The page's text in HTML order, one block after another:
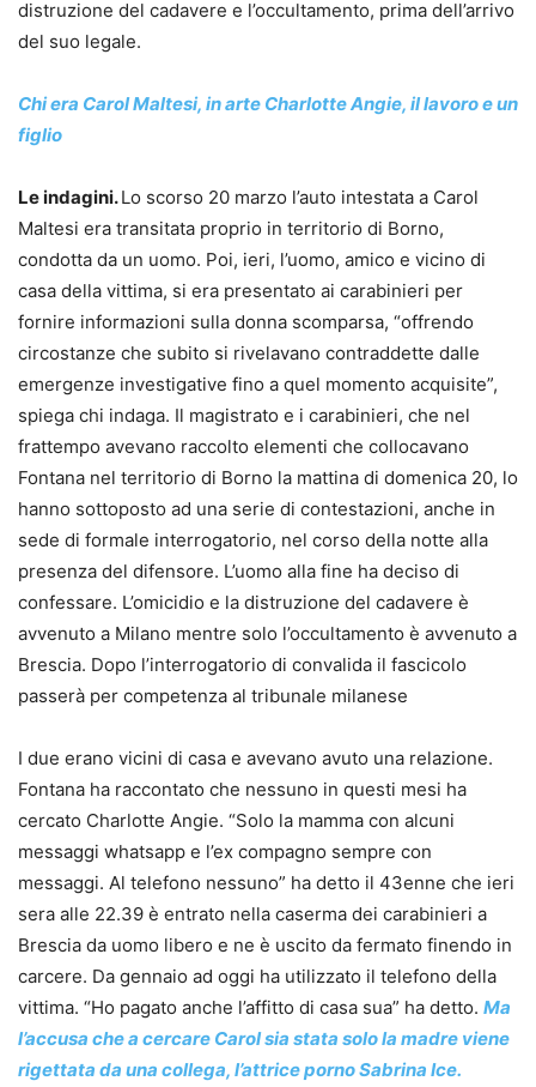
distruzione del cadavere e l’occultamento, prima dell’arrivo
del suo legale.
Chi era Carol Maltesi, in arte Charlotte Angie, il lavoro e un
figlio
Le indagini.Lo scorso 20 marzo l’auto intestata a Carol
Maltesi era transitata proprio in territorio di Borno,
condotta da un uomo. Poi, ieri, l’uomo, amico e vicino di
casa della vittima, si era presentato ai carabinieri per
fornire informazioni sulla donna scomparsa, “offrendo
circostanze che subito si rivelavano contraddette dalle
emergenze investigative fino a quel momento acquisite”,
spiega chi indaga. Il magistrato e i carabinieri, che nel
frattempo avevano raccolto elementi che collocavano
Fontana nel territorio di Borno la mattina di domenica 20, lo
hanno sottoposto ad una serie di contestazioni, anche in
sede di formale interrogatorio, nel corso della notte alla
presenza del difensore. L’uomo alla fine ha deciso di
confessare. L’omicidio e la distruzione del cadavere è
avvenuto a Milano mentre solo l’occultamento è avvenuto a
Brescia. Dopo l’interrogatorio di convalida il fascicolo
passerà per competenza al tribunale milanese
I due erano vicini di casa e avevano avuto una relazione.
Fontana ha raccontato che nessuno in questi mesi ha
cercato Charlotte Angie. “Solo la mamma con alcuni
messaggi whatsapp e l’ex compagno sempre con
messaggi. Al telefono nessuno” ha detto il 43enne che ieri
sera alle 22.39 è entrato nella caserma dei carabinieri a
Brescia da uomo libero e ne è uscito da fermato finendo in
carcere. Da gennaio ad oggi ha utilizzato il telefono della
vittima. “Ho pagato anche l’affitto di casa sua” ha detto. Ma
l’accusa che a cercare Carol sia stata solo la madre viene
rigettata da una collega, l’attrice porno Sabrina Ice.